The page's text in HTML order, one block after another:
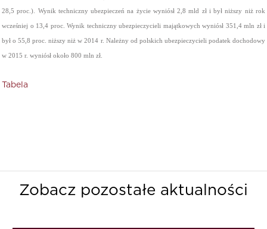
28,5 proc.). Wynik techniczny ubezpieczeń na życie wyniósł 2,8 mld zł i był niższy niż rok
wcześniej o 13,4 proc. Wynik techniczny ubezpieczycieli majątkowych wyniósł 351,4 mln zł i
był o 55,8 proc. niższy niż w 2014 r. Należny od polskich ubezpieczycieli podatek dochodowy
w 2015 r. wyniósł około 800 mln zł.
Tabela
Zobacz pozostałe aktualności